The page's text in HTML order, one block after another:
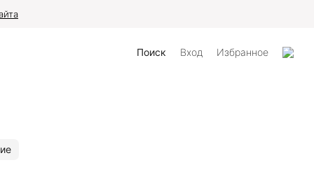
Поиск Вход Избранное